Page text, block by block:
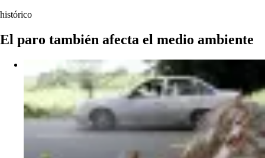
histórico
El paro también afecta el medio ambiente